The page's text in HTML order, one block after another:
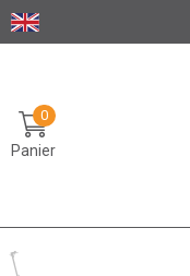
Panier
0